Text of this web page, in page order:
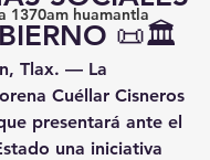
1370am huamantla
📜🏛️
Tlax. — La
Cuéllar Cisneros
presentará ante el
una iniciativa